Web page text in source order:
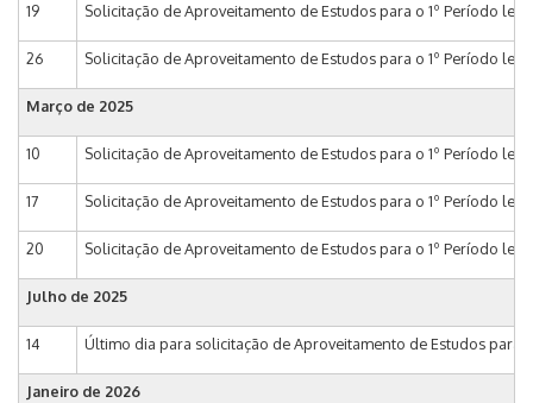
19 Solicitação de Aproveitamento de Estudos para o 1º Período
26 Solicitação de Aproveitamento de Estudos para o 1º Período
Março de 2025
10 Solicitação de Aproveitamento de Estudos para o 1º Período
17 Solicitação de Aproveitamento de Estudos para o 1º Período
20 Solicitação de Aproveitamento de Estudos para o 1º Período
Julho de 2025
14 Último dia para solicitação de Aproveitamento de Estudos para
Janeiro de 2026